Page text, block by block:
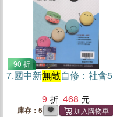
90 折
7.國中新無敵自修：社會5
9
468
庫存：5